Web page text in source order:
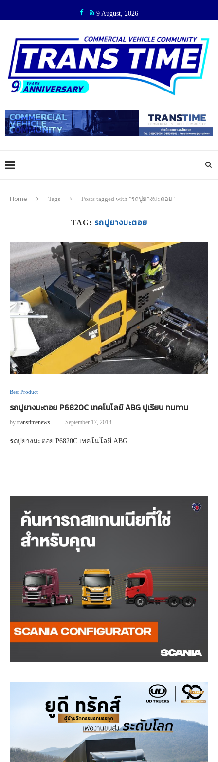
9 August, 2026
Home Tags Posts tagged with "รถปูยางมะตอย"
TAG: รถปูยางมะตอย
Best Product
รถปูยางมะตอย P6820C เทคโนโลยี ABG ปูเรียบ ทนทาน
by transtimenews September 17, 2018
รถปูยางมะตอย P6820C เทคโนโลยี ABG